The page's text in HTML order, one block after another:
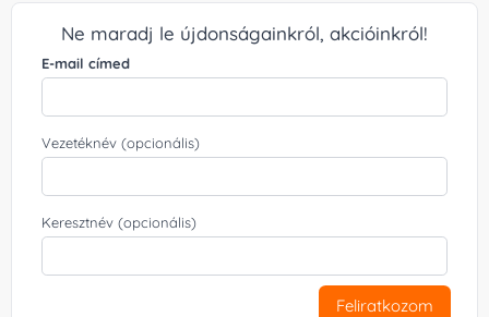
Ne maradj le újdonságainkról, akcióinkról!
E-mail címed
Vezetéknév (opcionális)
Keresztnév (opcionális)
Feliratkozom